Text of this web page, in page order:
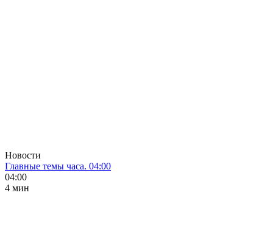
Новости
Главные темы часа. 04:00
04:00
4 мин